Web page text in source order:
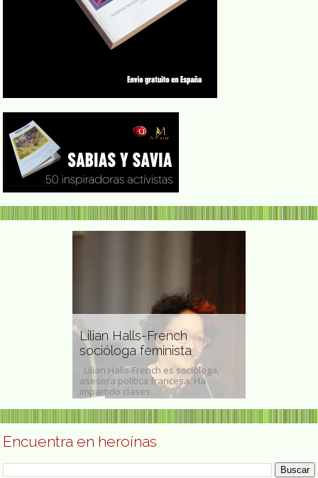
Lilian Halls-French
socióloga feminista
Lilian Halls-French es socióloga,
asesora política francesa. Ha
impartido clases...
Encuentra en heroínas